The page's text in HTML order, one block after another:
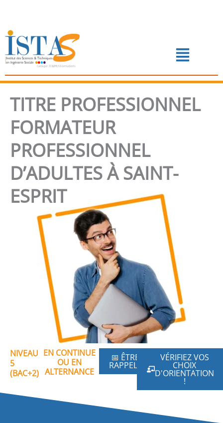
contenu
Menu
📅 PRENDRE RENDEZ-VOUS
TITRE PROFESSIONNEL
FORMATEUR
PROFESSIONNEL
D’ADULTES À SAINT-
ESPRIT
NIVEAU
5
(BAC+2)
EN CONTINUE
OU EN
ALTERNANCE
📅 ÊTRE
RAPPELÉ
VÉRIFIEZ VOS
CHOIX
D'ORIENTATION
!